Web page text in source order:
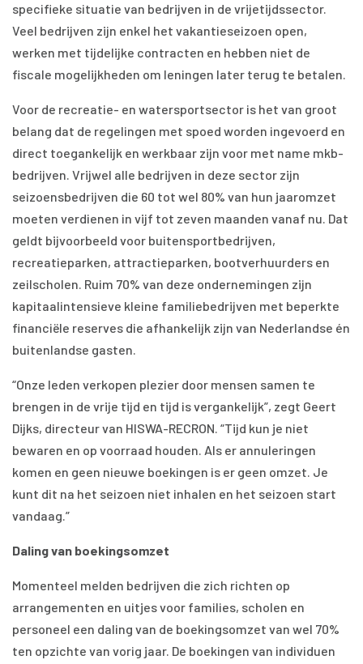
specifieke situatie van bedrijven in de vrijetijdssector.
Veel bedrijven zijn enkel het vakantieseizoen open,
werken met tijdelijke contracten en hebben niet de
fiscale mogelijkheden om leningen later terug te betalen.
Voor de recreatie- en watersportsector is het van groot
belang dat de regelingen met spoed worden ingevoerd en
direct toegankelijk en werkbaar zijn voor met name mkb-
bedrijven. Vrijwel alle bedrijven in deze sector zijn
seizoensbedrijven die 60 tot wel 80% van hun jaaromzet
moeten verdienen in vijf tot zeven maanden vanaf nu. Dat
geldt bijvoorbeeld voor buitensportbedrijven,
recreatieparken, attractieparken, bootverhuurders en
zeilscholen. Ruim 70% van deze ondernemingen zijn
kapitaalintensieve kleine familiebedrijven met beperkte
financiële reserves die afhankelijk zijn van Nederlandse én
buitenlandse gasten.
“Onze leden verkopen plezier door mensen samen te
brengen in de vrije tijd en tijd is vergankelijk”, zegt Geert
Dijks, directeur van HISWA-RECRON. “Tijd kun je niet
bewaren en op voorraad houden. Als er annuleringen
komen en geen nieuwe boekingen is er geen omzet. Je
kunt dit na het seizoen niet inhalen en het seizoen start
vandaag.”
Daling van boekingsomzet
Momenteel melden bedrijven die zich richten op
arrangementen en uitjes voor families, scholen en
personeel een daling van de boekingsomzet van wel 70%
ten opzichte van vorig jaar. De boekingen van individuen